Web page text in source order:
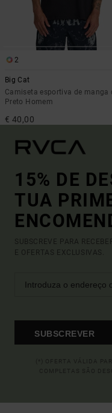
2
Big Cat
Camiseta esportiva de manga
Preto Homem
€ 40,00
15% DE
TUA
SUBSCREVE PARA
E OFERTAS EXCLUSIVAS.
SUBSCREVER